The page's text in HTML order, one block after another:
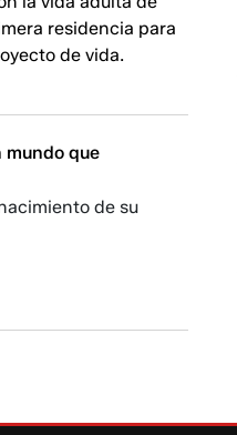
residencia para
de vida.
mundo que
de su